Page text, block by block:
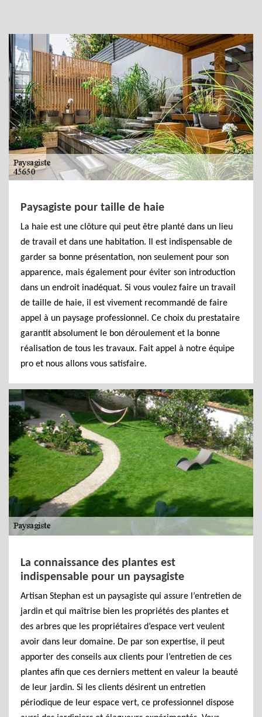
Paysagiste pour taille de haie
La haie est une clôture qui peut être planté dans un lieu
de travail et dans une habitation. Il est indispensable de
garder sa bonne présentation, non seulement pour son
apparence, mais également pour éviter son introduction
dans un endroit inadéquat. Si vous voulez faire un travail
de taille de haie, il est vivement recommandé de faire
appel à un paysage professionnel. Ce choix du prestataire
garantit absolument le bon déroulement et la bonne
réalisation de tous les travaux. Fait appel à notre équipe
pro et nous allons vous satisfaire.
La connaissance des plantes est
indispensable pour un paysagiste
Artisan Stephan est un paysagiste qui assure l’entretien de
jardin et qui maîtrise bien les propriétés des plantes et
des arbres que les propriétaires d’espace vert veulent
avoir dans leur domaine. De par son expertise, il peut
apporter des conseils aux clients pour l’entretien de ces
plantes afin que ces derniers mettent en valeur la beauté
de leur jardin. Si les clients désirent un entretien
périodique de leur espace vert, ce professionnel dispose